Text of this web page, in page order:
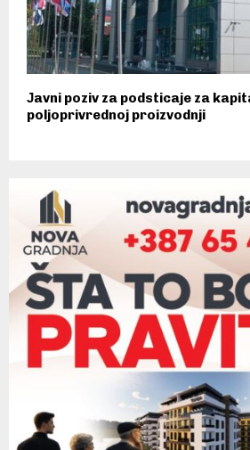
Јavni poziv za podsticaje za
poljoprivrednoj proizvodnji